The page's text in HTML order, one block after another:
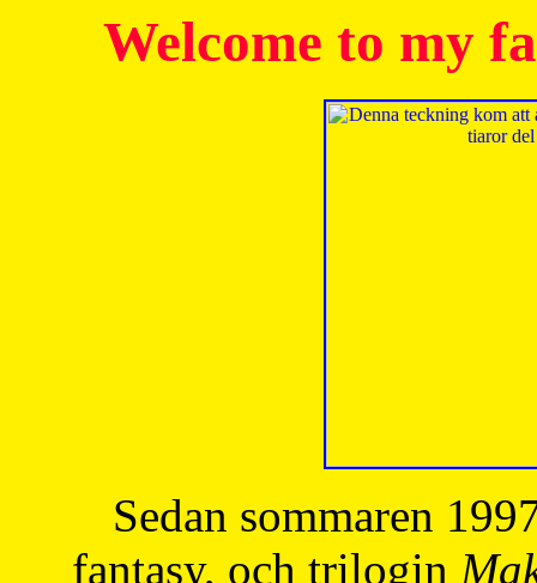
Welcome to my
Sedan sommaren
fantasy, och trilogin